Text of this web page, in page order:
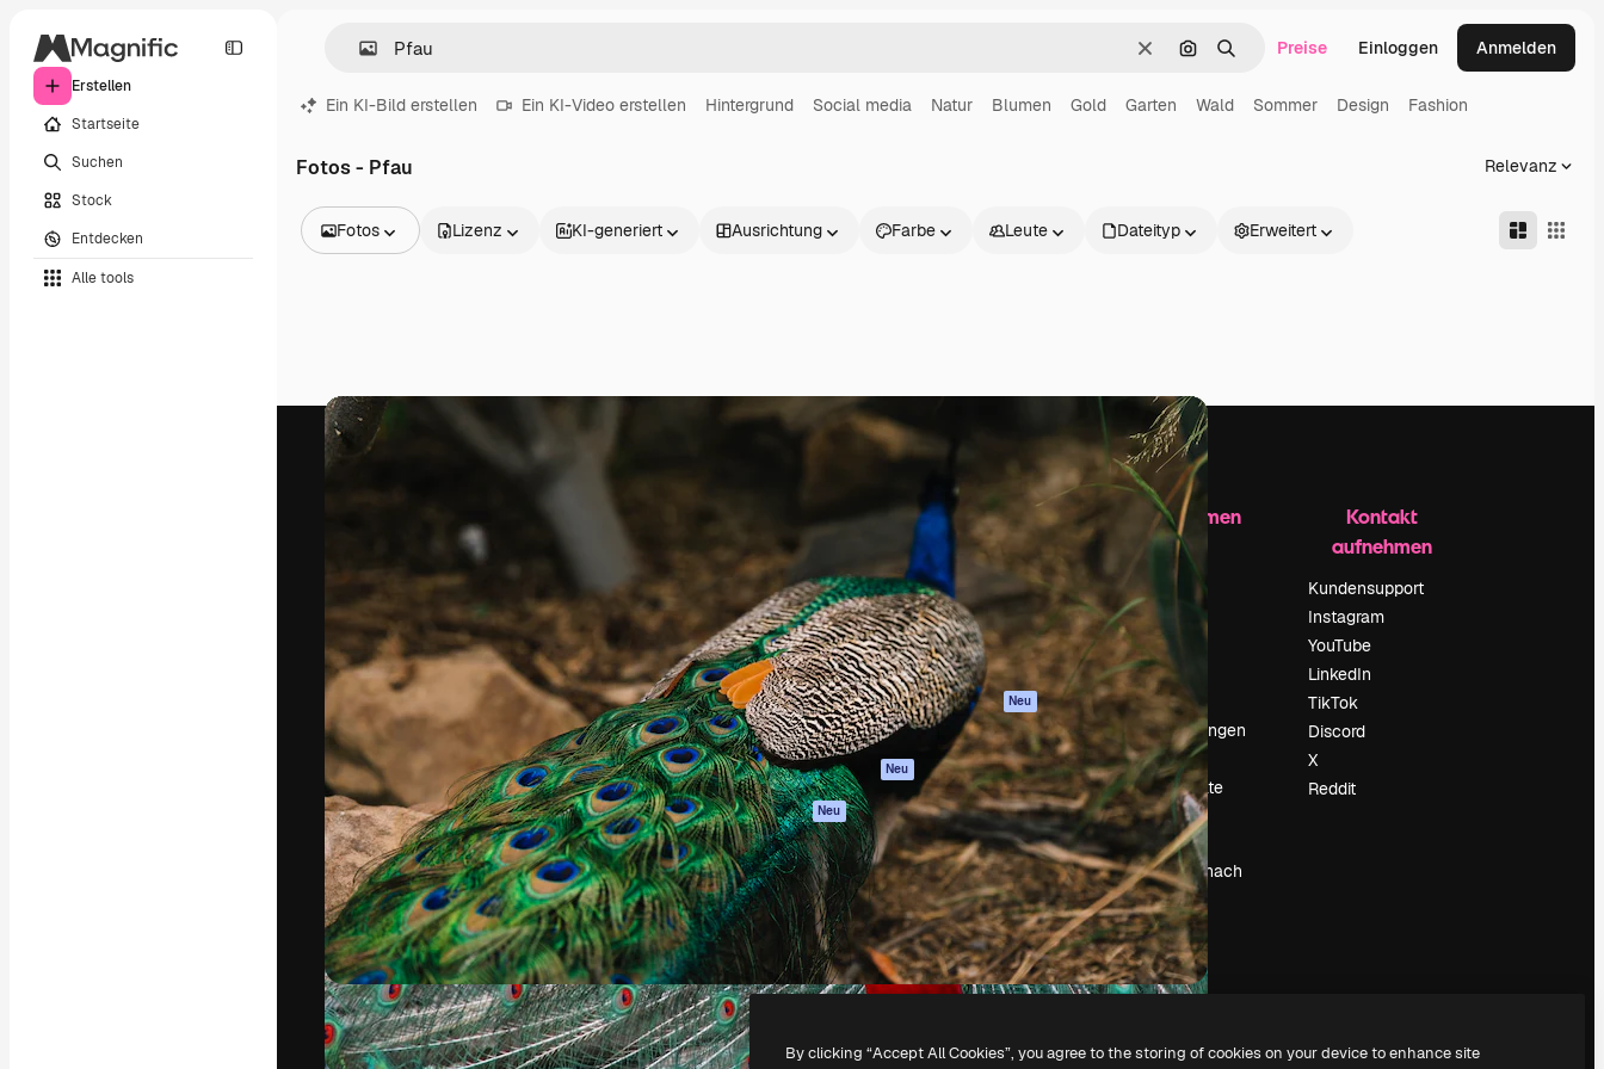
Erstellen
Startseite
Suchen
Stock
Entdecken
Alle tools
LöschenNach Bild suchen
SuchenPreise Einloggen Anmelden
Ein KI-Bild erstellen Ein KI-Video erstellen Hintergrund Social media Natur Blumen Gold Garten Wald Sommer Design Fashion
Fotos - Pfau Relevanz
Fotos
Videos
Filmmaterial
Motion Graphics
Videovorlagen
Lizenz KI-generiert Ausrichtung Farbe Leute Dateityp Erweitert
Die kreative Plattform, um deine beste
Arbeit zu verwirklichen. Mehr als 1 Million
Abonnenten unter Kreativen, Unternehmen,
Agenturen und Studios.
Deutsch
Spaces
KI-Assistent
KI-Bildgenerator
KI-Videogenerator
KI-
Stimmengenerator
Stock-Inhalte
MCP für
Claude/ChatGPT
Neu
Agenten Neu
API
Mobile App
Alle Magnific-Tools
Loslegen
Academy
Dokumentation
Support
AGB
Datenschutzerklärung
Originale Neu
Cookie-Richtlinie
Vertrauenszentrum
Partner
Unternehmen
Unternehmen
Preise
Über uns
Reviews
Karriere
Suchtrends
Blog
Veranstaltungen
Slidesgo
Deine Inhalte
verkaufen
Pressesaal
Suchst du nach
magnific.ai
Kontakt
aufnehmen
Kundensupport
Instagram
YouTube
LinkedIn
TikTok
Discord
X
Reddit
Copyright © 2010-2026Freepik Company S.L.U. Alle Rechte vorbehalten.
By clicking “Accept All Cookies”, you agree to the storing of cookies on your device to enhance site